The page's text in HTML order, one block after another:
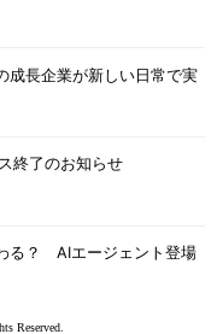
長企業が新しい日常で実
終了のお知らせ
る？ AIエージェント登場
Reserved.